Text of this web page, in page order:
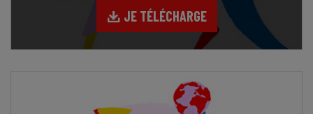
JE TÉLÉCHARGE